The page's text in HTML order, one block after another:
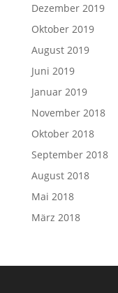
Dezember 2019
Oktober 2019
August 2019
Juni 2019
Januar 2019
November 2018
Oktober 2018
September 2018
August 2018
Mai 2018
März 2018